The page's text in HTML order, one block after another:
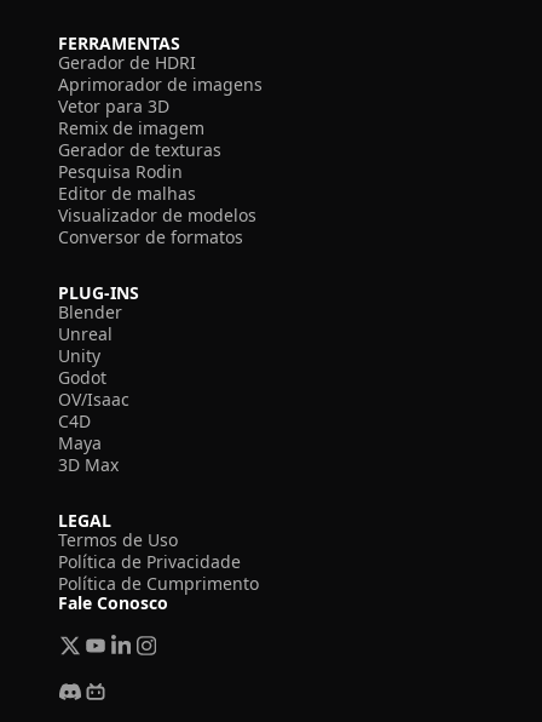
FERRAMENTAS
Gerador de HDRI
Aprimorador de imagens
Vetor para 3D
Remix de imagem
Gerador de texturas
Pesquisa Rodin
Editor de malhas
Visualizador de modelos
Conversor de formatos
PLUG-INS
Blender
Unreal
Unity
Godot
OV/Isaac
C4D
Maya
3D Max
LEGAL
Termos de Uso
Política de Privacidade
Política de Cumprimento
Fale Conosco